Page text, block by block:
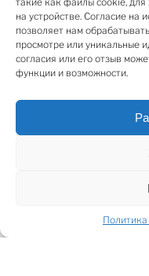
на устройстве. Согласие на
позволяет нам
просмотре или уникальные
согласия или его отзыв
функции и возможности.
Неоспоримыми
- расположение в
(исторические
- определенная
- первый этаж - вход,
гостиная, бар и
- цокольный этаж:
питание: завтрак,
- II., III., IV. этаж - 17-
существующую